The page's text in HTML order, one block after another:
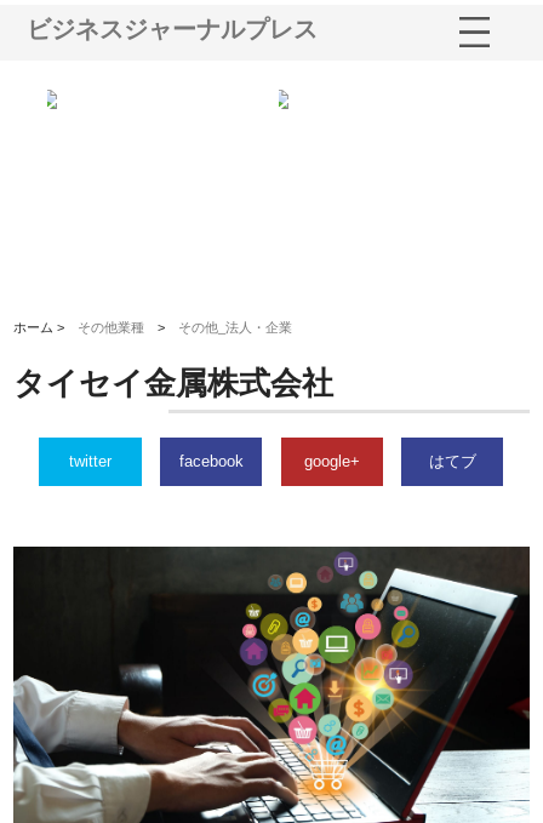
ビジネスジャーナルプレス
ホーム > その他業種 > その他_法人・企業
タイセイ金属株式会社
twitter facebook google+ はてブ